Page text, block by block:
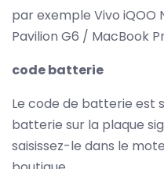
par exemple Vivo iQOO
Pavilion G6 / MacBook
code batterie
Le code de batterie est
batterie sur la plaque
saisissez-le dans le